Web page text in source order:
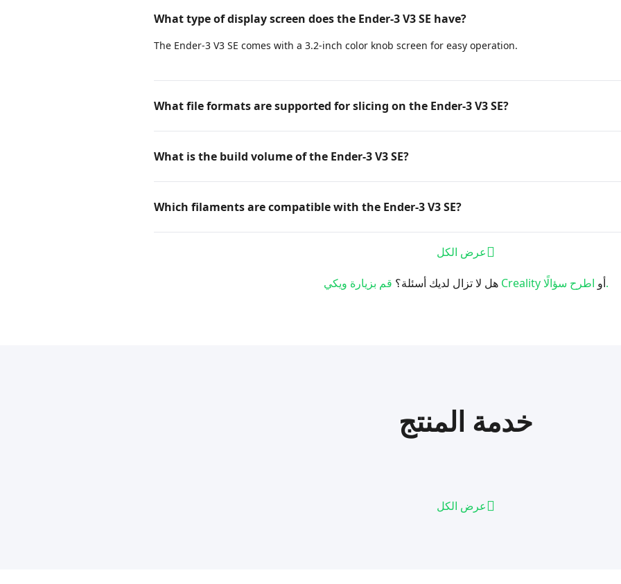
What type of display screen does the Ender-3 V3 SE have?
The Ender-3 V3 SE comes with a 3.2-inch color knob screen for easy operation.
What file formats are supported for slicing on the Ender-3 V3 SE?
What is the build volume of the Ender-3 V3 SE?
Which filaments are compatible with the Ender-3 V3 SE?
عرض الكل
هل لا تزال لديك أسئلة؟قم بزيارة ويكي Creality أواطرح سؤالًا.
خدمة المنتج
عرض الكل